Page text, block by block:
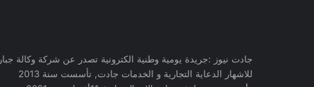
جادت نيوز :جريدة يومية وطنية الكترونية تصدر عن شركة وكالة جبار
للاشهار الدعاية التجارية و الخدمات جادت, تأسست سنة 2013